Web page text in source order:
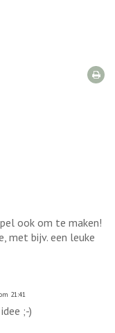
ook om te maken!
met bijv. een leuke
21:41
;-)